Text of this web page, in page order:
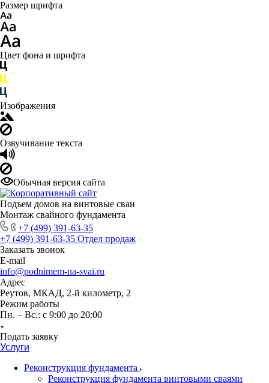
Размер шрифта
Цвет фона и шрифта
Изображения
Озвучивание текста
Обычная версия сайта
Подъем домов на винтовые сваи
Монтаж свайного фундамента
+7 (499) 391-63-35
+7 (499) 391-63-35 Отдел продаж
Заказать звонок
E-mail
info@podnimem-na-svai.ru
Адрес
Реутов, МКАД, 2-й километр, 2
Режим работы
Пн. – Вс.: с 9:00 до 20:00
Подать заявку
Услуги
Реконструкция фундамента
Реконструкция фундамента винтовыми сваями